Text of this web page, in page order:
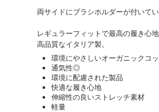
両サイドにブラシホルダーが付いてい
レギュラーフィットで最高の履き心地
高品質なイタリア製。
環境にやさしいオーガニックコ
通気性◎
環境に配慮された製品
快適な履き心地
伸縮性の良いストレッチ素材
軽量